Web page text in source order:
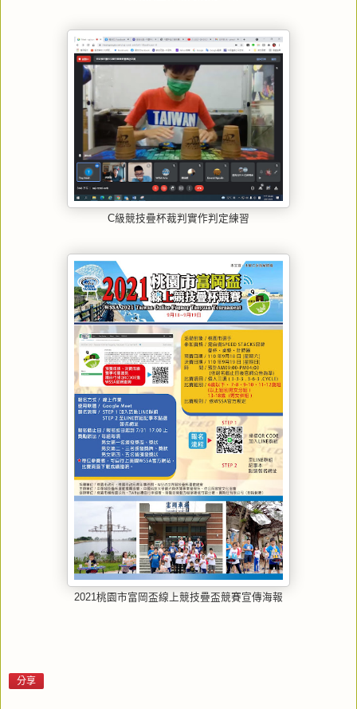
C級競技疊杯裁判實作判定練習
2021桃園市富岡盃線上競技疊盃競賽宣傳海報
分享